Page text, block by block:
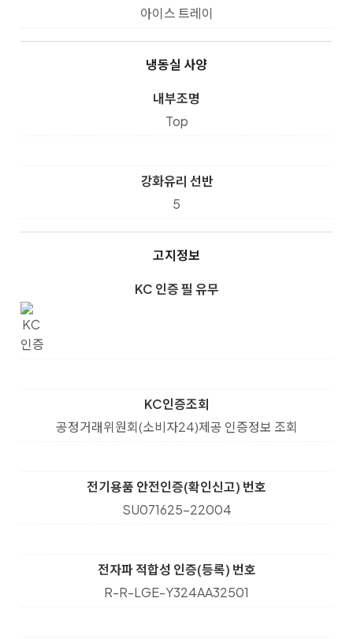
아이스 트레이
냉동실 사양
내부조명
Top
강화유리 선반
5
고지정보
KC 인증 필 유무
KC인증조회
공정거래위원회(소비자24)제공 인증정보 조회
전기용품 안전인증(확인신고) 번호
SU071625-22004
전자파 적합성 인증(등록) 번호
R-R-LGE-Y324AA32501